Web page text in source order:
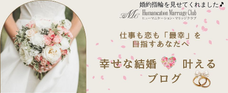
婚約指輪を見せてくれました🎵